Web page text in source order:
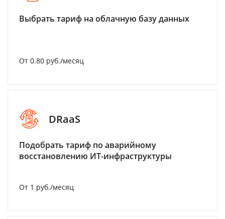
Выбрать тариф на облачную базу данных
От 0.80 руб./месяц
DRaaS
Подобрать тариф по аварийному
восстановлению ИТ-инфраструктуры
От 1 руб./месяц